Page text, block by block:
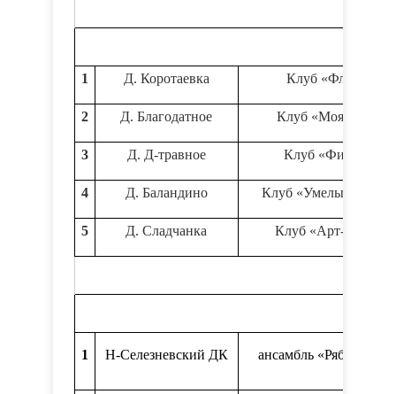
1 Д. Коротаевка Клуб «Флора»
2 Д. Благодатное Клуб «Моя игра»
3 Д. Д-травное Клуб «Фишка»
4 Д. Баландино Клуб «Умелые
5 Д. Сладчанка Клуб «Арт-люди»
1 Н-Селезневский ДК ансамбль